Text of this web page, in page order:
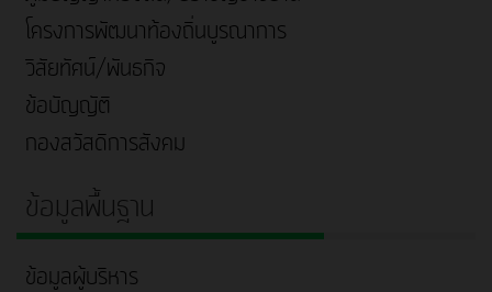
โครงการพัฒนาท้องถิ่นบูรณาการ
วิสัยทัศน์/พันธกิจ
ข้อบัญญัติ
กองสวัสดิการสังคม
ข้อมูลพื้นฐาน
ข้อมูลผู้บริหาร